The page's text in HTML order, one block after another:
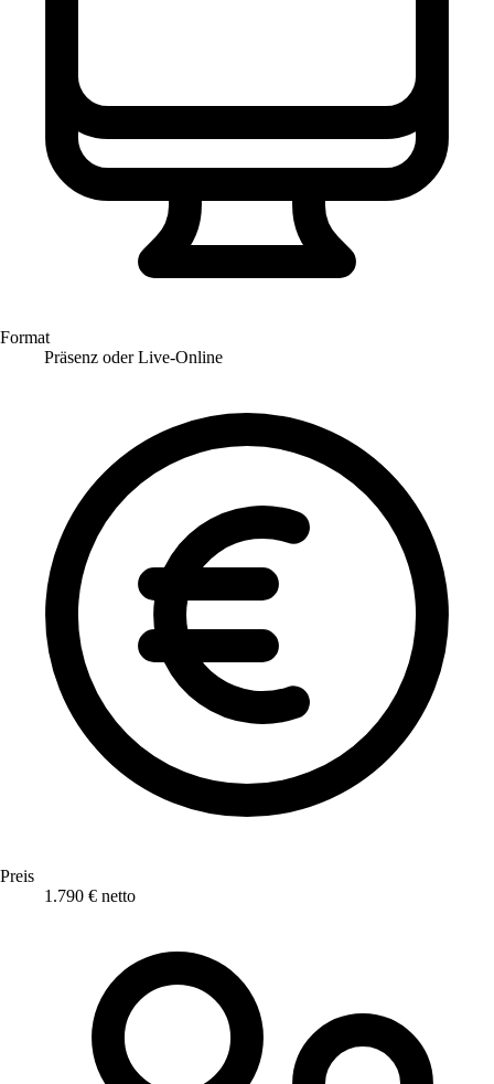
Format
Präsenz oder Live-Online
Preis
1.790 € netto